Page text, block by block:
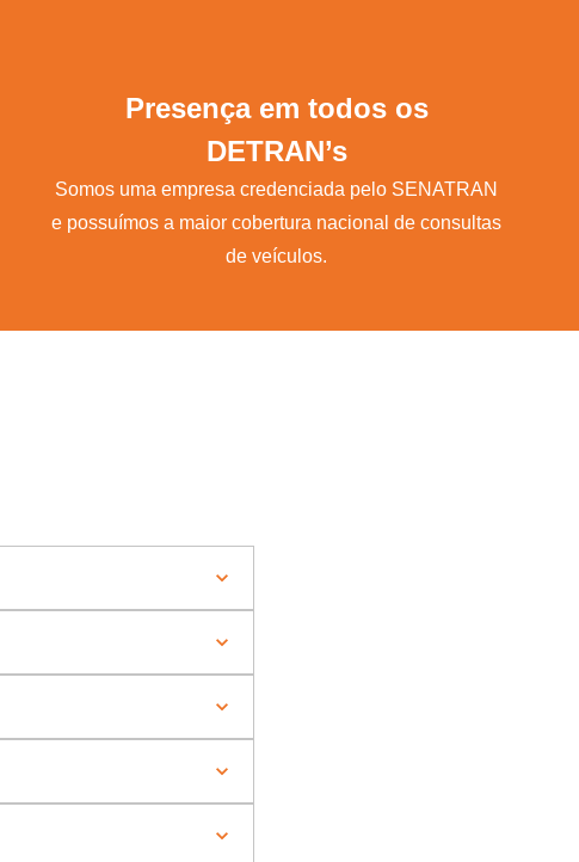
Presença em todos os
DETRAN’s
Somos uma empresa credenciada pelo SENATRAN
e possuímos a maior cobertura nacional de consultas
de veículos.